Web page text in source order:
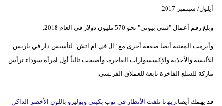
أيلول/ سبتمبر 2017.
وبلغ رقم أعمال "فنتي بيوتي" نحو 570 مليون دولار في العام 2018.
وأبرمت المغنية أيضا صفقة أخرى مع "ال في ام اتش" لتأسيس دار في باريس
للألبسة والأحذية والإكسسوارات الفاخرة، وأصبحت تالياً أول امرأة سوداء ترأس
ماركة للسلع الفاخرة تابعة للعملاق الفرنسي.
قد يهمك أيضا:ريهانا تلفت الأنظار في توب بكيني وبوليرو باللون الأخضر الداكن